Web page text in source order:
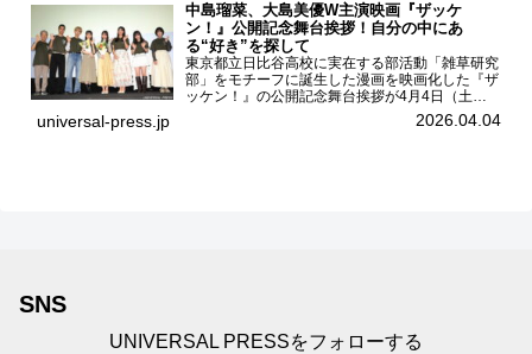
中島瑠菜、大島美優W主演映画『ザッケ
ン！』公開記念舞台挨拶！自分の中にあ
る“好き”を探して
東京都立日比谷高校に実在する部活動「雑草研究
部」をモチーフに誕生した漫画を映画化した『ザ
ッケン！』の公開記念舞台挨拶が4月4日（土）
ユナイテッドシネマお台場で開催され、出演者の
中島瑠菜、大島美優、八神遼介（ICEx）、阿佐
universal-press.jp 2026.04.04
SNS
UNIVERSAL PRESSをフォローする